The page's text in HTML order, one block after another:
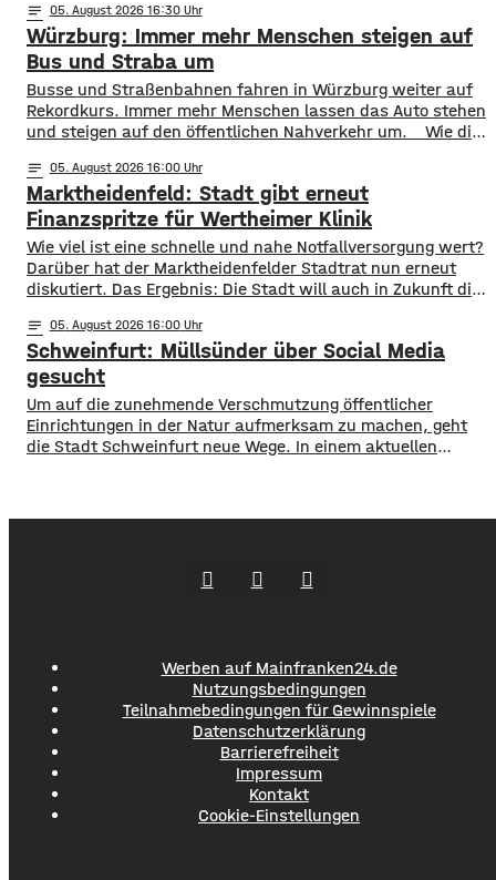
Landratsamt am Mittwochnachmittag veröffentlicht.
Hintergrund ist das der Schwerlastverkehr aufgrund der
kurzfristigen Sperrung der Nassachbrücke in Haßfurt
deutlich zugenommen hat. Durch die Begrenzung der
Höchstgeschwindigkeit soll das über 50 Jahre
notes 05. August 2026 16:30
Würzburg: Immer mehr Menschen steigen auf
Bus und Straba um
​​Busse und Straßenbahnen fahren in Würzburg weiter auf
Rekordkurs. Immer mehr Menschen lassen das Auto stehen
und steigen auf den öffentlichen Nahverkehr um. ​Wie die
so viele Fahrgäste transportiert wie nie zuvor. Insgesamt
waren knapp 18 Millionen Menschen im öffentlichen
Nahverkehr unterwegs. ​Besonders deutlich zeigt sich
notes 05. August 2026 16:00
Marktheidenfeld: Stadt gibt erneut
Finanzspritze für Wertheimer Klinik
​​Wie viel ist eine schnelle und nahe Notfallversorgung wert?
Darüber hat der Marktheidenfelder Stadtrat nun erneut
diskutiert. Das Ergebnis: Die Stadt will auch in Zukunft die
finanziell unterstützen. ​Über 31.000 Euro fließen in
diesem Jahr an den entsprechenden Förderverein des
Krankenhauses. Denn: Allein im letzten Jahr haben sich
120 Menschen aus Marktheidenfeld
notes 05. August 2026 16:00
Schweinfurt: Müllsünder über Social Media
gesucht
Um auf die zunehmende Verschmutzung öffentlicher
Einrichtungen in der Natur aufmerksam zu machen, geht
die Stadt Schweinfurt neue Wege. In einem aktuellen
Werben auf Mainfranken24.de
Nutzungsbedingungen
Teilnahmebedingungen für Gewinnspiele
Datenschutzerklärung
Barrierefreiheit
Impressum
Kontakt
Cookie-Einstellungen